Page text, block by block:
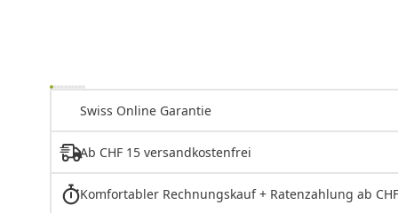
Swiss Online Garantie
Ab CHF 15 versandkostenfrei
Komfortabler Rechnungskauf + Ratenzahlung ab